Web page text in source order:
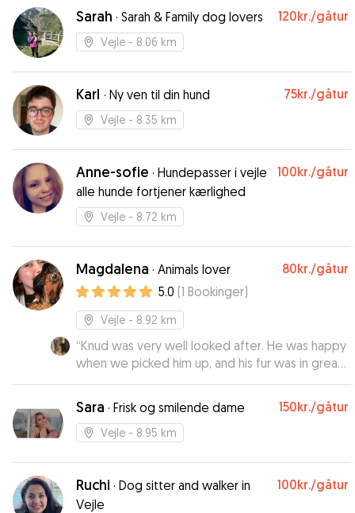
Sarah · Sarah & Family dog lovers 120kr./gåtur
Vejle - 8.06 km
Karl · Ny ven til din hund 75kr./gåtur
Vejle - 8.35 km
Anne-sofie · Hundepasser i vejle
alle hunde fortjener kærlighed
100kr./gåtur
Vejle - 8.72 km
Magdalena · Animals lover 80kr./gåtur
5.0 (1 Bookinger)
Vejle - 8.92 km
“Knud was very well looked after. He was happy
when we picked him up, and his fur was in great
condition, he must have been brushed very well
because we know his long coat can be a
struggle to keep tangle-free. Thank you for the
great pictures to keep us updated on what
Sara · Frisk og smilende dame 150kr./gåtur
Vejle - 8.95 km
Ruchi · Dog sitter and walker in
Vejle
100kr./gåtur